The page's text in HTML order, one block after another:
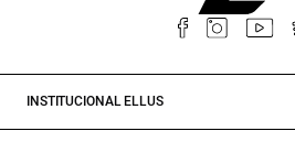
INSTITUCIONAL ELLUS